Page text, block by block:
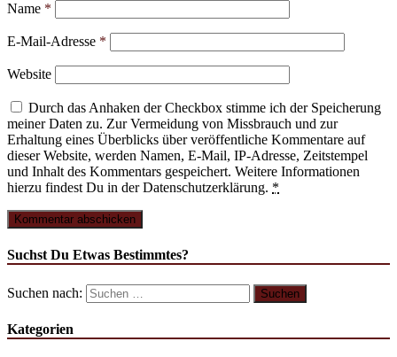
Name *
E-Mail-Adresse *
Website
Durch das Anhaken der Checkbox stimme ich der Speicherung
meiner Daten zu. Zur Vermeidung von Missbrauch und zur
Erhaltung eines Überblicks über veröffentliche Kommentare auf
dieser Website, werden Namen, E-Mail, IP-Adresse, Zeitstempel
und Inhalt des Kommentars gespeichert. Weitere Informationen
hierzu findest Du in der Datenschutzerklärung. *
Suchst Du Etwas Bestimmtes?
Suchen nach:
Kategorien